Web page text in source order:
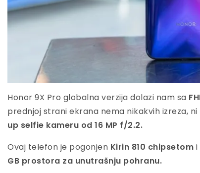
Honor 9X Pro globalna verzija dolazi nam sa
prednjoj strani ekrana nema nikakvih izreza,
up selfie kameru od 16 MP f/2.2.
Ovaj telefon je pogonjen Kirin 810 chipsetom i
GB prostora za unutrašnju pohranu.